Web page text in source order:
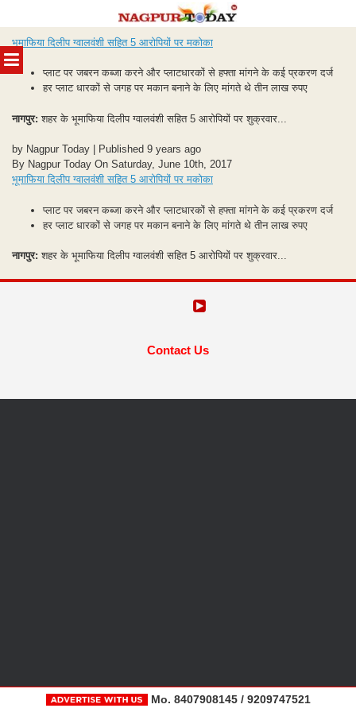
MENU
to
content
भूमाफिया दिलीप ग्वालवंशी सहित 5 आरोपियों पर मकोका
प्लाट पर जबरन कब्जा करने और प्लाटधारकों से हफ्ता मांगने के कई प्रकरण दर्ज
हर प्लाट धारकों से जगह पर मकान बनाने के लिए मांगते थे तीन लाख रुपए
नागपुर: शहर के भूमाफिया दिलीप ग्वालवंशी सहित 5 आरोपियों पर शुक्रवार...
by Nagpur Today | Published 9 years ago
By Nagpur Today On Saturday, June 10th, 2017
भूमाफिया दिलीप ग्वालवंशी सहित 5 आरोपियों पर मकोका
प्लाट पर जबरन कब्जा करने और प्लाटधारकों से हफ्ता मांगने के कई प्रकरण दर्ज
हर प्लाट धारकों से जगह पर मकान बनाने के लिए मांगते थे तीन लाख रुपए
नागपुर: शहर के भूमाफिया दिलीप ग्वालवंशी सहित 5 आरोपियों पर शुक्रवार...
Contact Us
Mo. 8407908145 / 9209747521